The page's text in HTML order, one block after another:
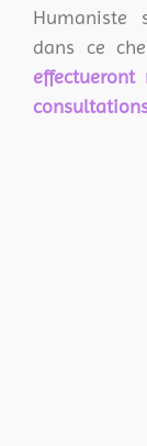
Humaniste
dans ce